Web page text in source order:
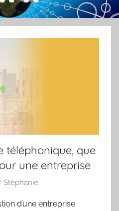
téléphonique, que
une entreprise
Stéphanie
d’une entreprise